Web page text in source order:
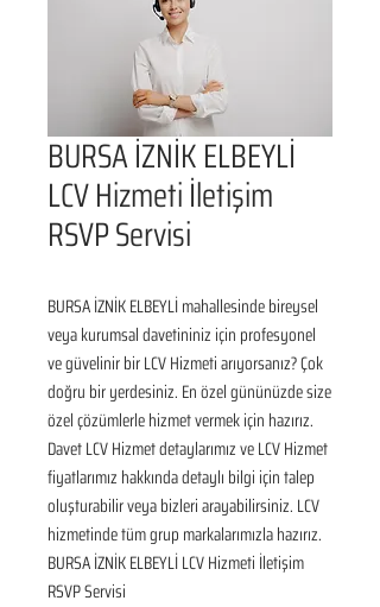
BURSA İZNİK ELBEYLİ
LCV Hizmeti İletişim
RSVP Servisi
BURSA İZNİK ELBEYLİ mahallesinde bireysel
veya kurumsal davetininiz için profesyonel
ve güvelinir bir LCV Hizmeti arıyorsanız? Çok
doğru bir yerdesiniz. En özel gününüzde size
özel çözümlerle hizmet vermek için hazırız.
Davet LCV Hizmet detaylarımız ve LCV Hizmet
fiyatlarımız hakkında detaylı bilgi için talep
oluşturabilir veya bizleri arayabilirsiniz. LCV
hizmetinde tüm grup markalarımızla hazırız.
BURSA İZNİK ELBEYLİ LCV Hizmeti İletişim
RSVP Servisi